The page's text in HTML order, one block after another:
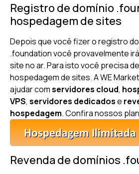
Registro de domínio
hospedagem de sites
Depois que você fizer o registro
.foundation você provavelmente
site no ar. Para isto você precisa
hospedagem de sites. A WE
ajudar comservidores cloud,
VPS, servidores dedicadose
hospedagem. Confira nossos
Revenda de domínios